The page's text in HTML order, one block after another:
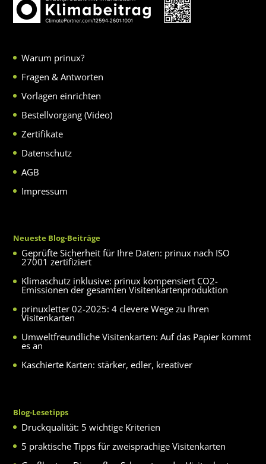
Warum prinux?
Fragen & Antworten
Vorlagen einrichten
Bestellvorgang (Video)
Zertifikate
Datenschutz
AGB
Impressum
Neueste Blog-Beiträge
Geprüfte Sicherheit für Ihre Daten: prinux nach ISO
27001 zertifiziert
Klimaschutz inklusive: prinux kompensiert CO2-
Emissionen der gesamten Visitenkartenproduktion
prinuxletter 02-2025: 4 clevere Wege zu Ihren
Visitenkarten
Umweltfreundliche Visitenkarten: Auf das Papier kommt
es an
Kaschierte Karten: stärker, edler, kreativer
Blog-Lesetipps
Druckqualität: 5 wichtige Kriterien
5 praktische Tipps für zweisprachige Visitenkarten